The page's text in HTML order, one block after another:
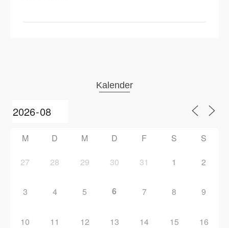
Kalender
M D M D F S S
27 28 29 30 31 1 2
3 4 5 6 7 8 9
10 11 12 13 14 15 16